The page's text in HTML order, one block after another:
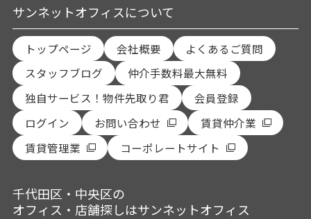
サンネットオフィスについて
トップページ 会社概要
よくあるご質問
スタッフブログ
仲介手数料最大無料
独自サービス！物件先取り君
会員登録
ログイン
お問い合わせ
賃貸仲介業
賃貸管理業
コーポレートサイト
千代田区・中央区の
オフィス・店舗探しはサンネットオフィス